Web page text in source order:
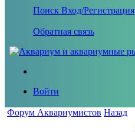
Поиск Вход/Регистрация
Обратная связь
Войти
Форум Аквариумистов Назад